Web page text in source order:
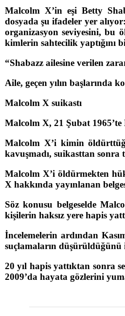
Malcolm X’in eşi Betty
dosyada şu ifadeler yer
organizasyon seviyesini, bu
kimlerin sahtecilik yaptığını
“Shabazz ailesine verilen
Aile, geçen yılın başlarında
Malcolm X suikastı
Malcolm X, 21 Şubat 1965’te
Malcolm X’i kimin
kavuşmadı, suikasttan
Malcolm X’i öldürmekten
X hakkında yayınlanan
Söz konusu belgeselde
kişilerin haksız yere hapis
İncelemelerin ardından
suçlamaların düşürüldüğünü
20 yıl hapis yattıktan sonra
2009’da hayata gözlerini